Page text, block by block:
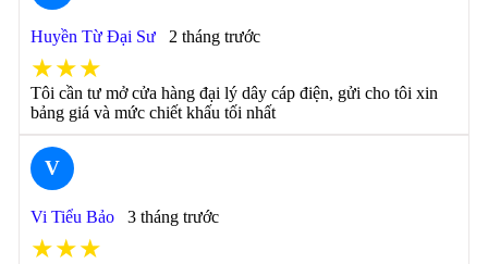
Huyền Từ Đại Sư 2 tháng trước
★★★
Tôi cần tư mở cửa hàng đại lý dây cáp điện, gửi cho tôi xin
bảng giá và mức chiết khấu tối nhất
V
Vi Tiểu Bảo 3 tháng trước
★★★